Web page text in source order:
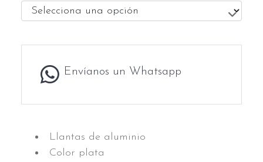
Envíanos un Whatsapp
Llantas de aluminio
Color plata